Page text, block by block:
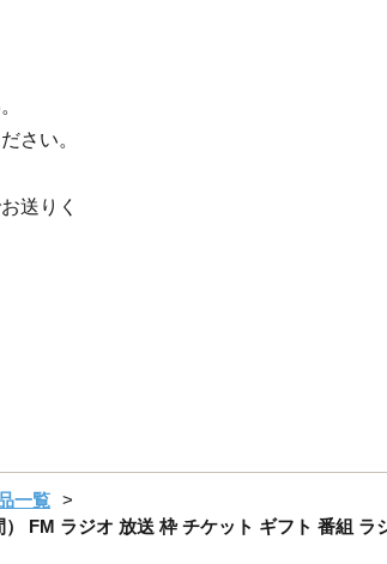
さい。
送りく
一覧
FM ラジオ 放送 枠 チケット ギフト 番組